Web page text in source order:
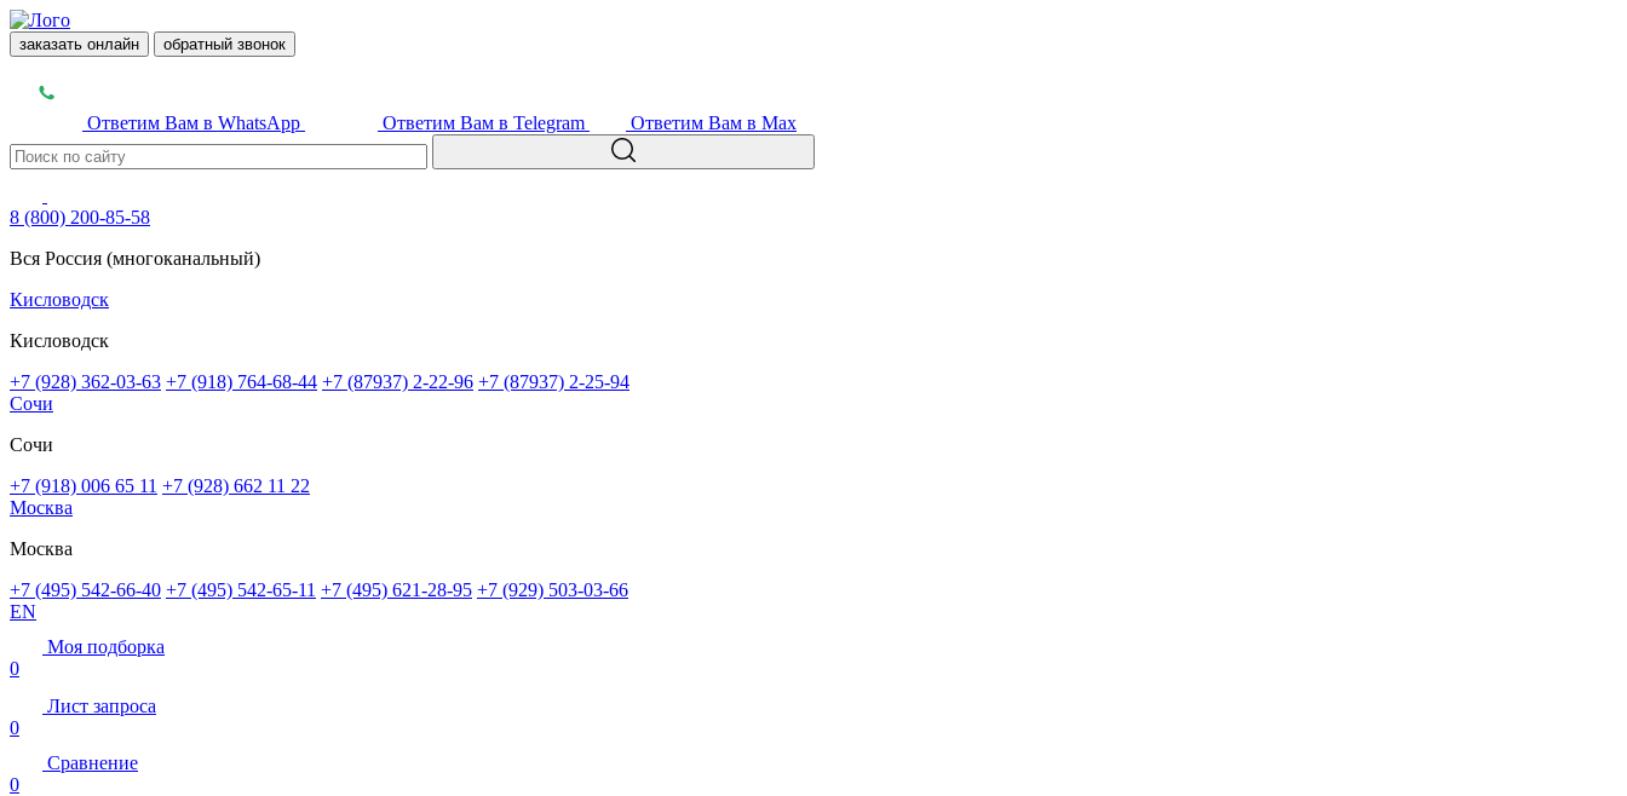
заказать онлайн обратный звонок
Ответим Вам в WhatsApp Ответим Вам в Telegram Ответим Вам в Max
8 (800) 200-85-58
Вся Россия (многоканальный)
Кисловодск
Кисловодск
+7 (928) 362-03-63 +7 (918) 764-68-44 +7 (87937) 2-22-96 +7 (87937) 2-25-94
Сочи
Сочи
+7 (918) 006 65 11 +7 (928) 662 11 22
Москва
Москва
+7 (495) 542-66-40 +7 (495) 542-65-11 +7 (495) 621-28-95 +7 (929) 503-03-66
EN
Моя подборка
0
Лист запроса
0
Сравнение
0